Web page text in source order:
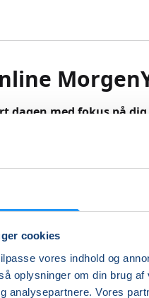
cookies
vores indhold og
oplysninger om din brug
analysepartnere. Vores
dagen med fokus på
for dig til at få en
med dagens gøremål.
at deltage med eller uden
er baseret på
øvelser,